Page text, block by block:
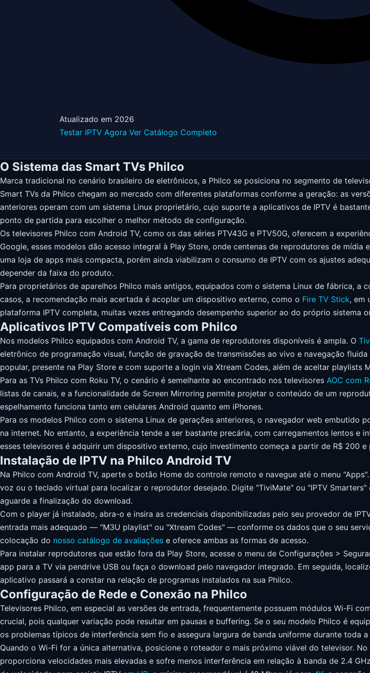
Atualizado em 2026
Testar IPTV Agora Ver Catálogo Completo
O Sistema das Smart TVs Philco
Marca tradicional no cenário brasileiro de eletrônicos, a Philco se posiciona no segmento de
Smart TVs da Philco chegam ao mercado com diferentes plataformas conforme a geração: as
anteriores operam com um sistema Linux proprietário, cujo suporte a aplicativos de IPTV é
ponto de partida para escolher o melhor método de configuração.
Os televisores Philco com Android TV, como os das séries PTV43G e PTV50G, oferecem a
Google, esses modelos dão acesso integral à Play Store, onde centenas de reprodutores de
uma loja de apps mais compacta, porém ainda viabilizam o consumo de IPTV com os ajustes
depender da faixa do produto.
Para proprietários de aparelhos Philco mais antigos, equipados com o sistema Linux de fábrica, a
casos, a recomendação mais acertada é acoplar um dispositivo externo, como o Fire TV Stick, em
plataforma IPTV completa, muitas vezes entregando desempenho superior ao do próprio sistema
Aplicativos IPTV Compatíveis com Philco
Nos modelos Philco equipados com Android TV, a gama de reprodutores disponíveis é ampla. O
eletrônico de programação visual, função de gravação de transmissões ao vivo e navegação
popular, presente na Play Store e com suporte a login via Xtream Codes, além de aceitar playlists
Para as TVs Philco com Roku TV, o cenário é semelhante ao encontrado nos televisores AOC com
listas de canais, e a funcionalidade de Screen Mirroring permite projetar o conteúdo de um
espelhamento funciona tanto em celulares Android quanto em iPhones.
Para os modelos Philco com o sistema Linux de gerações anteriores, o navegador web embutido
na internet. No entanto, a experiência tende a ser bastante precária, com carregamentos lentos
esses televisores é adquirir um dispositivo externo, cujo investimento começa a partir de R$ 200
Instalação de IPTV na Philco Android TV
Na Philco com Android TV, aperte o botão Home do controle remoto e navegue até o menu
voz ou o teclado virtual para localizar o reprodutor desejado. Digite "TiviMate" ou "IPTV
aguarde a finalização do download.
Com o player já instalado, abra-o e insira as credenciais disponibilizadas pelo seu provedor de
entrada mais adequado — "M3U playlist" ou "Xtream Codes" — conforme os dados que o seu
colocação do nosso catálogo de avaliações e oferece ambas as formas de acesso.
Para instalar reprodutores que estão fora da Play Store, acesse o menu de Configurações >
app para a TV via pendrive USB ou faça o download pelo navegador integrado. Em seguida,
aplicativo passará a constar na relação de programas instalados na sua Philco.
Configuração de Rede e Conexão na Philco
Televisores Philco, em especial as versões de entrada, frequentemente possuem módulos Wi-Fi
crucial, pois qualquer variação pode resultar em pausas e buffering. Se o seu modelo Philco é
os problemas típicos de interferência sem fio e assegura largura de banda uniforme durante toda a
Quando o Wi-Fi for a única alternativa, posicione o roteador o mais próximo viável do televisor.
proporciona velocidades mais elevadas e sofre menos interferência em relação à banda de 2.4